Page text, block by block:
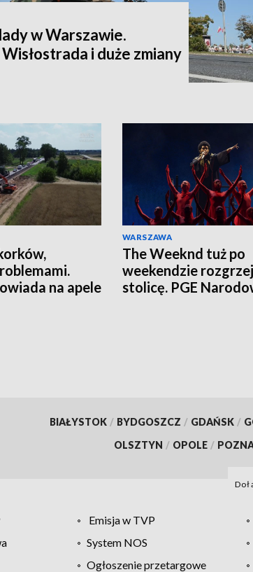
w Warszawie.
i duże zmiany
na apele
WARSZAWA
The Weeknd tuż po
weekendzie
stolicę. PGE
BIAŁYSTOK / BYDGOSZCZ / GDAŃSK /
OLSZTYN / OPOLE /
Emisja w TVP
System NOS
Ogłoszenie przetargowe